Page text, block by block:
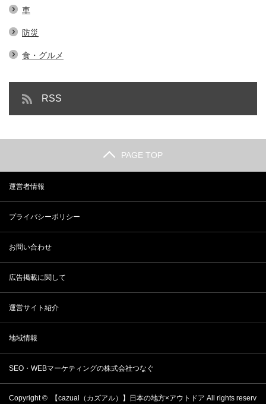
車
防災
食・グルメ
RSS
PAGE TOP
運営者情報
プライバシーポリシー
お問い合わせ
広告掲載に関して
運営サイト紹介
地域情報
SEO・WEBマーケティングの株式会社つなぐ
Copyright © 【cazual（カズアル）】日本の地方×アウトドア All rights reserv